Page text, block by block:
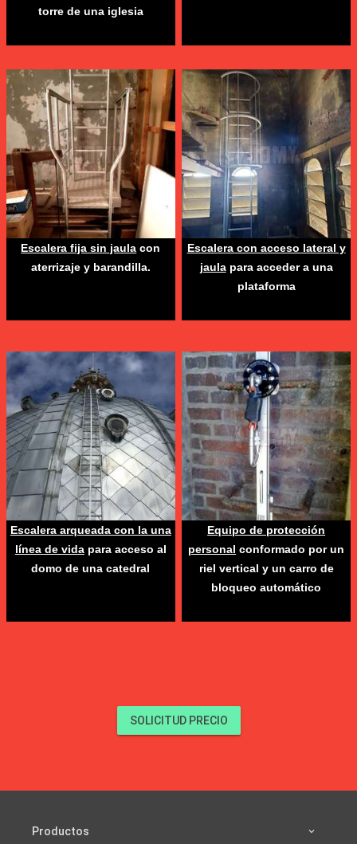
torre de una iglesia
Escalera fija sin jaula con
aterrizaje y barandilla.
Escalera con acceso lateral y
jaulapara acceder a una
plataforma
Escalera arqueada con la una
línea de vidapara acceso al
domo de una catedral
Equipo de protección
personal conformado por un
riel vertical y un carro de
bloqueo automático
SOLICITUD PRECIO
Productos